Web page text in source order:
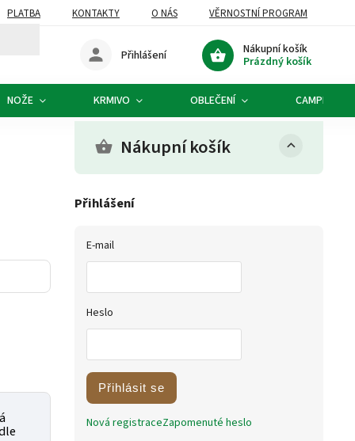
PLATBA KONTAKTY O NÁS VĚRNOSTNÍ PROGRAM
Nákupní košík
Prázdný košík
Přihlášení
NOŽE KRMIVO OBLEČENÍ CAMPING
Nákupní košík
Přihlášení
E-mail
Heslo
Přihlásit se
Nová registraceZapomenuté heslo